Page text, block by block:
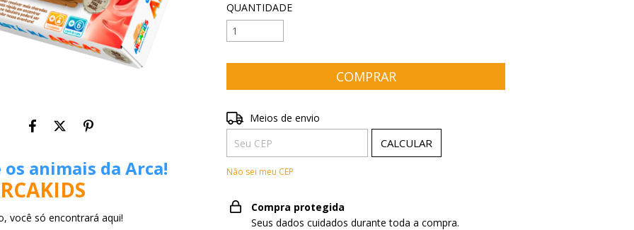
animais da Arca!
você só encontrará aqui!
QUANTIDADE
Entregas para o CEP:
Meios de envio
CALCULAR
Não sei meu CEP
Compra protegida
Seus dados cuidados durante toda a compra.